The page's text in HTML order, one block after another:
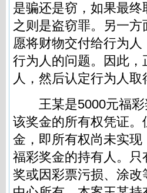
是骗还是窃，如果最
之则是盗窃罪。另一
愿将财物交付给行为
行为人的问题。因此
人，然后认定行为人
王某是5000元福彩
该奖金的所有权凭证
金，即所有权尚未实
福彩奖金的持有人。
奖或因彩票污损、涂